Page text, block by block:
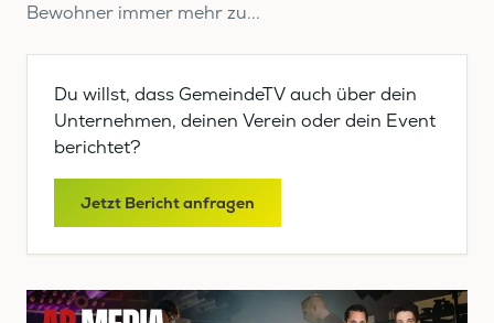
Bewohner immer mehr zu...
Du willst, dass GemeindeTV auch über dein
Unternehmen, deinen Verein oder dein Event
berichtet?
Jetzt Bericht anfragen